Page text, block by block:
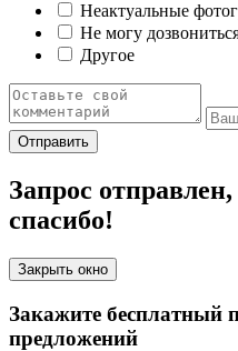
Неактуальные
Не могу
Другое
Отправить
Запрос отправлен,
спасибо!
Закрыть окно
Закажите бесплатный
предложений